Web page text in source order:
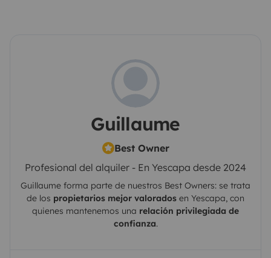
Guillaume
Best Owner
Profesional del alquiler - En Yescapa desde 2024
Guillaume forma parte de nuestros Best Owners: se trata
de los propietarios mejor valorados en Yescapa, con
quienes mantenemos una relación privilegiada de
confianza.